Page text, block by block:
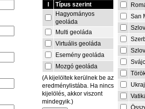
I
Típus szerint
Hagyományos
geoláda
Multi geoláda
Virtuális geoláda
Esemény geoláda
Mozgó geoláda
(A kijelöltek kerülnek be az
eredménylistába. Ha nincs
kijelölés, akkor viszont
mindegyik.)
San